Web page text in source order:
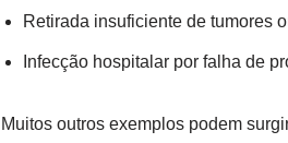
Retirada insuficiente de tumores
Infecção hospitalar por falha de
Muitos outros exemplos podem